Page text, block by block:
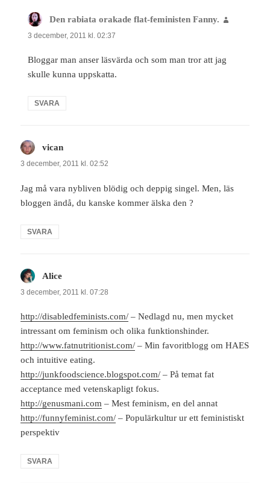
Den rabiata orakade flat-feministen Fanny.
3 december, 2011 kl. 02:37
Bloggar man anser läsvärda och som man tror att jag
skulle kunna uppskatta.
SVARA
vican
3 december, 2011 kl. 02:52
Jag må vara nybliven blödig och deppig singel. Men, läs
bloggen ändå, du kanske kommer älska den ?
SVARA
Alice
3 december, 2011 kl. 07:28
http://disabledfeminists.com/ – Nedlagd nu, men mycket
intressant om feminism och olika funktionshinder.
http://www.fatnutritionist.com/ – Min favoritblogg om HAES
och intuitive eating.
http://junkfoodscience.blogspot.com/ – På temat fat
acceptance med vetenskapligt fokus.
http://genusmani.com – Mest feminism, en del annat
http://funnyfeminist.com/ – Populärkultur ur ett feministiskt
perspektiv
SVARA